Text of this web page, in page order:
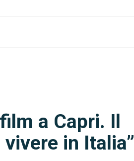
a Capri. Il
in Italia”